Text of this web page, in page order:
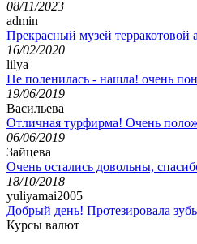
08/11/2023
admin
Прекрасный музей
16/02/2020
lilya
Не поленилась - нашла! очень
19/06/2019
Васильева
Отличная турфирма! Очень
06/06/2019
Зайцева
Очень остались довольны,
18/10/2018
yuliyamai2005
Добрый день! Протезировала
Курсы валют